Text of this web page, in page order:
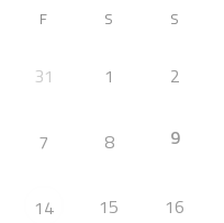
F S S
31 1 2
7 8 9
14 15 16